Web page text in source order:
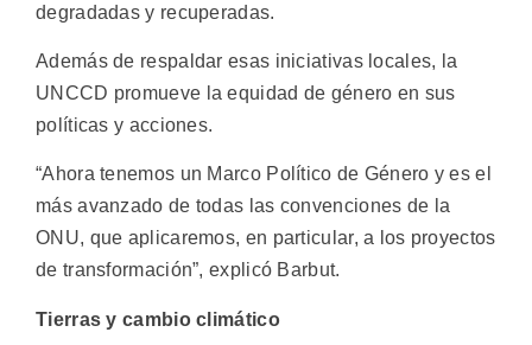
degradadas y recuperadas.
Además de respaldar esas iniciativas locales, la
UNCCD promueve la equidad de género en sus
políticas y acciones.
“Ahora tenemos un Marco Político de Género y es el
más avanzado de todas las convenciones de la
ONU, que aplicaremos, en particular, a los proyectos
de transformación”, explicó Barbut.
Tierras y cambio climático